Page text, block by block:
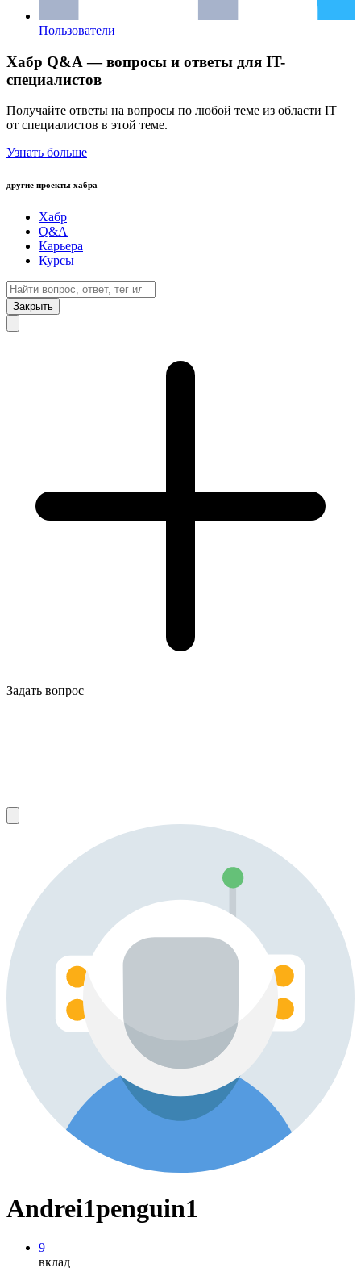
Пользователи
Хабр Q&A — вопросы и ответы для IT-
специалистов
Получайте ответы на вопросы по любой теме из области IT
от специалистов в этой теме.
Узнать больше
другие проекты хабра
Хабр
Q&A
Карьера
Курсы
Закрыть
Задать вопрос
Andrei1penguin1
9
вклад